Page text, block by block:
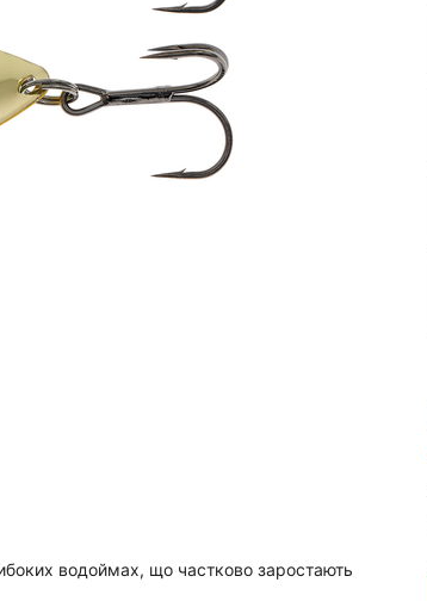
водоймах, що частково заростають